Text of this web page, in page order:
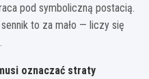
pod symboliczną postacią.
to za mało — liczy się
oznaczać straty